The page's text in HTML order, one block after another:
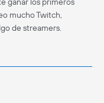
mucho Twitch,
de streamers.